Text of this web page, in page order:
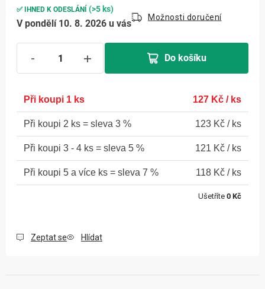
1 ks 127 Kč / ks
2 ks = sleva 3 % 123 Kč / ks
3 - 4 ks = sleva 5 % 121 Kč / ks
5 a více ks = sleva 7 % 118 Kč / ks
Ušetříte 0 Kč
✅ IHNED K ODESLÁNÍ (>5 ks)
V pondělí 10. 8. 2026 u vás
Možnosti doručení
Do košíku
Zeptat se Hlídat